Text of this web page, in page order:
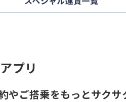
プリ
やご搭乗をもっとサクサ